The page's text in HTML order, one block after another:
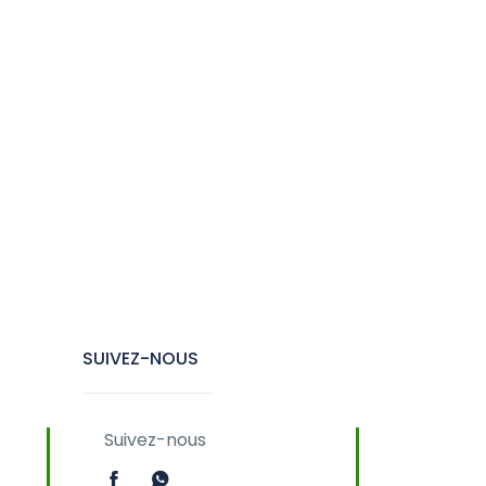
SUIVEZ-NOUS
Suivez-nous